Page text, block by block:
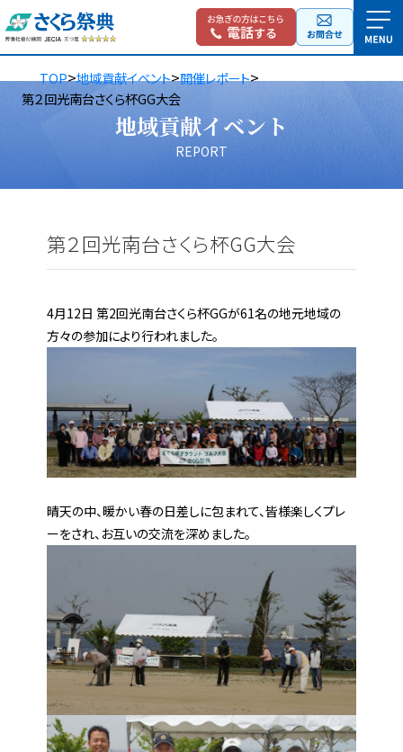
TOP>地域貢献イベント>開催レポート>
第２回光南台さくら杯GG大会
地域貢献イベント
REPORT
第２回光南台さくら杯GG大会
4月12日 第2回光南台さくら杯GGが61名の地元地域の
方々の参加により行われました。
晴天の中、暖かい春の日差しに包まれて、皆様楽しくプレ
ーをされ、お互いの交流を深めました。